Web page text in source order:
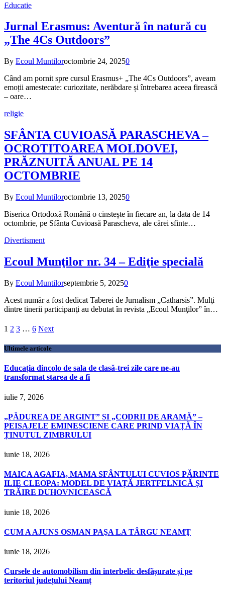
Educatie
Jurnal Erasmus: Aventură în natură cu
„The 4Cs Outdoors”
By Ecoul Muntiloroctombrie 24, 20250
Când am pornit spre cursul Erasmus+ „The 4Cs Outdoors”, aveam
emoții amestecate: curiozitate, nerăbdare și întrebarea aceea firească
– oare…
religie
SFÂNTA CUVIOASĂ PARASCHEVA –
OCROTITOAREA MOLDOVEI,
PRĂZNUITĂ ANUAL PE 14
OCTOMBRIE
By Ecoul Muntiloroctombrie 13, 20250
Biserica Ortodoxă Română o cinstește în fiecare an, la data de 14
octombrie, pe Sfânta Cuvioasă Parascheva, ale cărei sfinte…
Divertisment
Ecoul Munţilor nr. 34 – Ediţie specială
By Ecoul Muntilorseptembrie 5, 20250
Acest număr a fost dedicat Taberei de Jurnalism „Catharsis”. Mulţi
dintre tinerii participanţi au debutat în revista „Ecoul Munţilor” în…
1 2 3 … 6 Next
Ultimele articole
Educația dincolo de sala de clasă-trei zile care ne-au
transformat starea de a fi
iulie 7, 2026
„PĂDUREA DE ARGINT” ȘI „CODRII DE ARAMĂ” –
PEISAJELE EMINESCIENE CARE PRIND VIAȚĂ ÎN
ȚINUTUL ZIMBRULUI
iunie 18, 2026
MAICA AGAFIA, MAMA SFÂNTULUI CUVIOS PĂRINTE
ILIE CLEOPA: MODEL DE VIAȚĂ JERTFELNICĂ ȘI
TRĂIRE DUHOVNICEASCĂ
iunie 18, 2026
CUM A AJUNS OSMAN PAŞA LA TÂRGU NEAMŢ
iunie 18, 2026
Cursele de automobilism din interbelic desfășurate și pe
teritoriul județului Neamț